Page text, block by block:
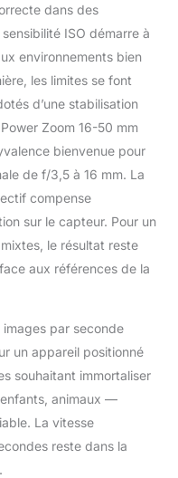
sans effort
vidéo
à une
de haute
le tout dans un
POUR LA
VUE
zoom
16-50 mm
fourni offre une
polyvalence
photo et la
des
du quotidien
Grâce à la
optique de
à l'autofocus
et à son
rétractable, il est
dans des
ISO démarre à
environnements bien
les limites se font
d’une stabilisation
Zoom 16-50 mm
bienvenue pour
de f/3,5 à 16 mm. La
compense
sur le capteur. Pour un
le résultat reste
aux références de la
images par seconde
un appareil positionné
souhaitant immortaliser
animaux —
La vitesse
reste dans la